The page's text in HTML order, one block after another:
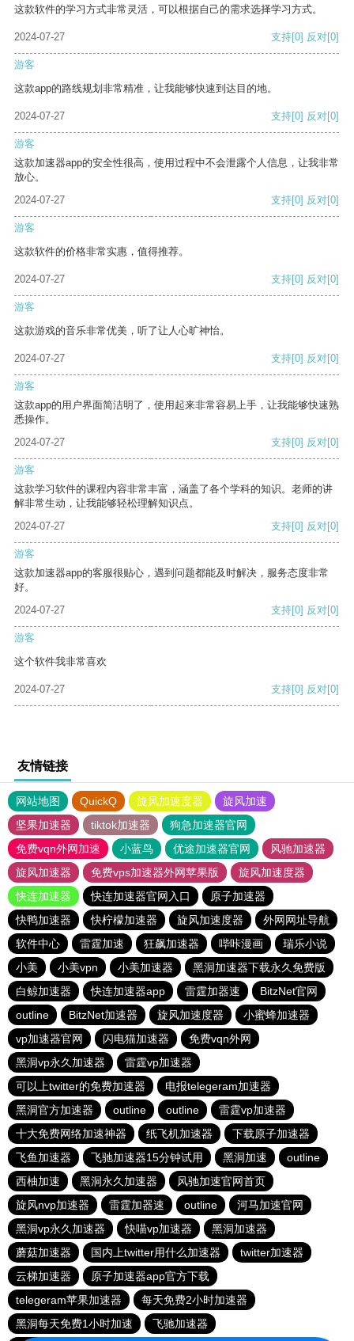
这款软件的学习方式非常灵活，可以根据自己的需求选择学习方式。
2024-07-27 支持[0] 反对[0]
游客
这款app的路线规划非常精准，让我能够快速到达目的地。
2024-07-27 支持[0] 反对[0]
游客
这款加速器app的安全性很高，使用过程中不会泄露个人信息，让我非常
放心。
2024-07-27
支持[0] 反对[0]
游客
这款软件的价格非常实惠，值得推荐。
2024-07-27 支持[0] 反对[0]
游客
这款游戏的音乐非常优美，听了让人心旷神怡。
2024-07-27 支持[0] 反对[0]
游客
这款app的用户界面简洁明了，使用起来非常容易上手，让我能够快速熟
悉操作。
2024-07-27
支持[0] 反对[0]
游客
这款学习软件的课程内容非常丰富，涵盖了各个学科的知识。老师的讲
解非常生动，让我能够轻松理解知识点。
2024-07-27
支持[0] 反对[0]
游客
这款加速器app的客服很贴心，遇到问题都能及时解决，服务态度非常
好。
2024-07-27
支持[0] 反对[0]
游客
这个软件我非常喜欢
2024-07-27 支持[0] 反对[0]
友情链接
网站地图 QuickQ 旋风加速度器
旋风加速
坚果加速器
tiktok加速器
狗急加速器官网
免费vqn外网加速
小蓝鸟 优途加速器官网
风驰加速器
旋风加速器
免费vps加速器外网苹果版
旋风加速度器
快连加速器
快连加速器官网入口
原子加速器
快鸭加速器
快柠檬加速器 旋风加速度器
外网网址导航
软件中心
雷霆加速 狂飙加速器 哔咔漫画
瑞乐小说
小美
小美vpn 小美加速器
黑洞加速器下载永久免费版
白鲸加速器
快连加速器app 雷霆加器速
BitzNet官网
outline
BitzNet加速器 旋风加速度器
小蜜蜂加速器
vp加速器官网
闪电猫加速器
免费vqn外网
黑洞vp永久加速器
雷霆vp加速器
可以上twitter的免费加速器
电报telegeram加速器
黑洞官方加速器
outline outline
雷霆vp加速器
十大免费网络加速神器
纸飞机加速器
下载原子加速器
飞鱼加速器
飞驰加速器15分钟试用 黑洞加速
outline
西柚加速
黑洞永久加速器
风驰加速官网首页
旋风nvp加速器
雷霆加器速 outline
河马加速官网
黑洞vp永久加速器
快喵vp加速器
黑洞加速器
蘑菇加速器
国内上twitter用什么加速器
twitter加速器
云梯加速器
原子加速器app官方下载
telegeram苹果加速器
每天免费2小时加速器
黑洞每天免费1小时加速
飞驰加速器